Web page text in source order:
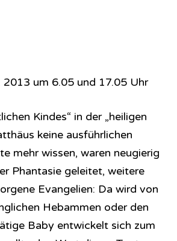
um 6.05 und 17.05 Uhr
Kindes“ in der „heiligen
keine ausführlichen
mehr wissen, waren neugierig
Phantasie geleitet, weitere
Evangelien: Da wird von
Hebammen oder den
Baby entwickelt sich zum